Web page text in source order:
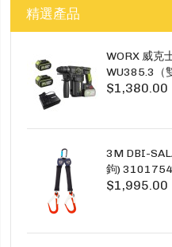
精選產品
WORX 威克
WU385.3（
$1,380.00
3M DBI-
鉤) 3101754
1.5M TWINS
$1,995.00